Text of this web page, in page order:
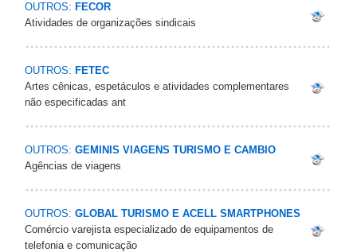
OUTROS: FECOR
Atividades de organizações sindicais
OUTROS: FETEC
Artes cênicas, espetáculos e atividades complementares
não especificadas ant
OUTROS: GEMINIS VIAGENS TURISMO E CAMBIO
Agências de viagens
OUTROS: GLOBAL TURISMO E ACELL SMARTPHONES
Comércio varejista especializado de equipamentos de
telefonia e comunicação